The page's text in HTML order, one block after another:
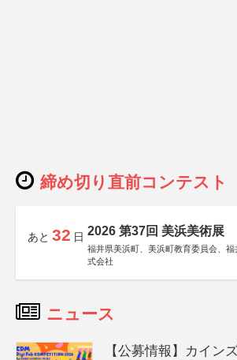
締め切り直前コンテスト
あと 32 日 2026 第37回 美浜美術展
福井県美浜町、美浜町教育委員会、
式会社
ニュース
【公募情報】カイン